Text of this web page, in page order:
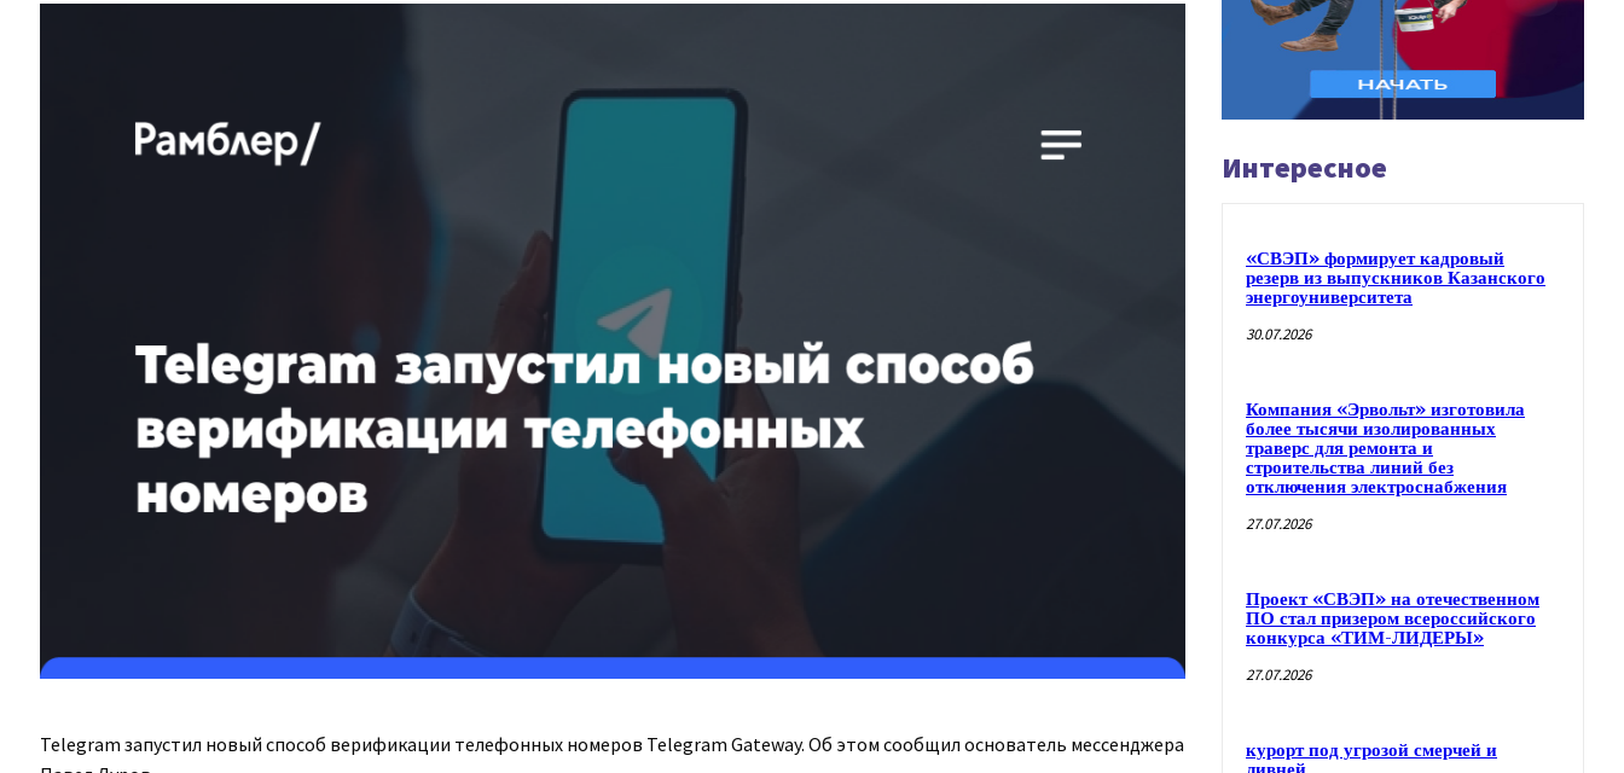
Telegram запустил новый способ верификации телефонных номеров Telegram Gateway. Об этом сообщил основатель мессенджера
Интересное
«СВЭП» формирует кадровый
резерв из выпускников Казанского
энергоуниверситета
30.07.2026
Компания «Эрвольт» изготовила
более тысячи изолированных
траверс для ремонта и
строительства линий без
отключения электроснабжения
27.07.2026
Проект «СВЭП» на отечественном
ПО стал призером всероссийского
конкурса «ТИМ-ЛИДЕРЫ»
27.07.2026
курорт под угрозой смерчей и